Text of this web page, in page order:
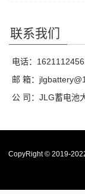
联系我们
电话：
邮 箱：
公 司：JLG蓄电池
CopyRight © 2019-